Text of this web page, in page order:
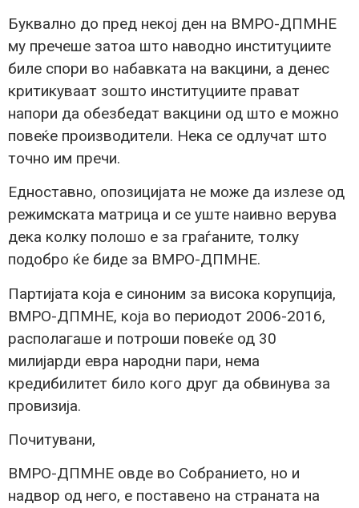
Буквално до пред некој ден на ВМРО-ДПМНЕ
му пречеше затоа што наводно институциите
биле спори во набавката на вакцини, а денес
критикуваат зошто институциите прават
напори да обезбедат вакцини од што е можно
повеќе производители. Нека се одлучат што
точно им пречи.
Едноставно, опозицијата не може да излезе од
режимската матрица и се уште наивно верува
дека колку полошо е за граѓаните, толку
подобро ќе биде за ВМРО-ДПМНЕ.
Партијата која е синоним за висока корупција,
ВМРО-ДПМНЕ, која во периодот 2006-2016,
располагаше и потроши повеќе од 30
милијарди евра народни пари, нема
кредибилитет било кого друг да обвинува за
провизија.
Почитувани,
ВМРО-ДПМНЕ овде во Собранието, но и
надвор од него, е поставено на страната на